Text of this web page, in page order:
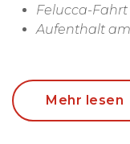
Felucca-
Aufenthalt
DieHöhepunkte
zählen zu den
Mehr lesen